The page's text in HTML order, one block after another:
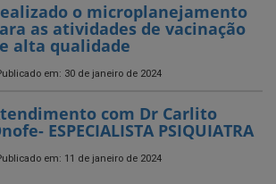
o microplanejamento
as atividades de vacinação
alta qualidade
em: 30 de janeiro de 2024
com Dr Carlito
ESPECIALISTA PSIQUIATRA
em: 11 de janeiro de 2024